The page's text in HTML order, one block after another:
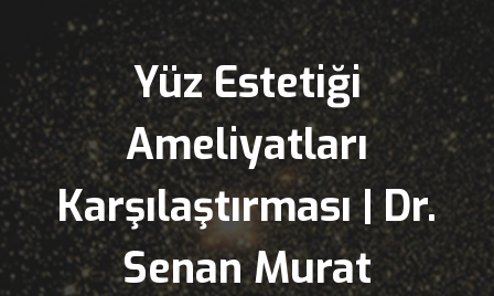
Yüz Estetiği
Ameliyatları
Karşılaştırması | Dr.